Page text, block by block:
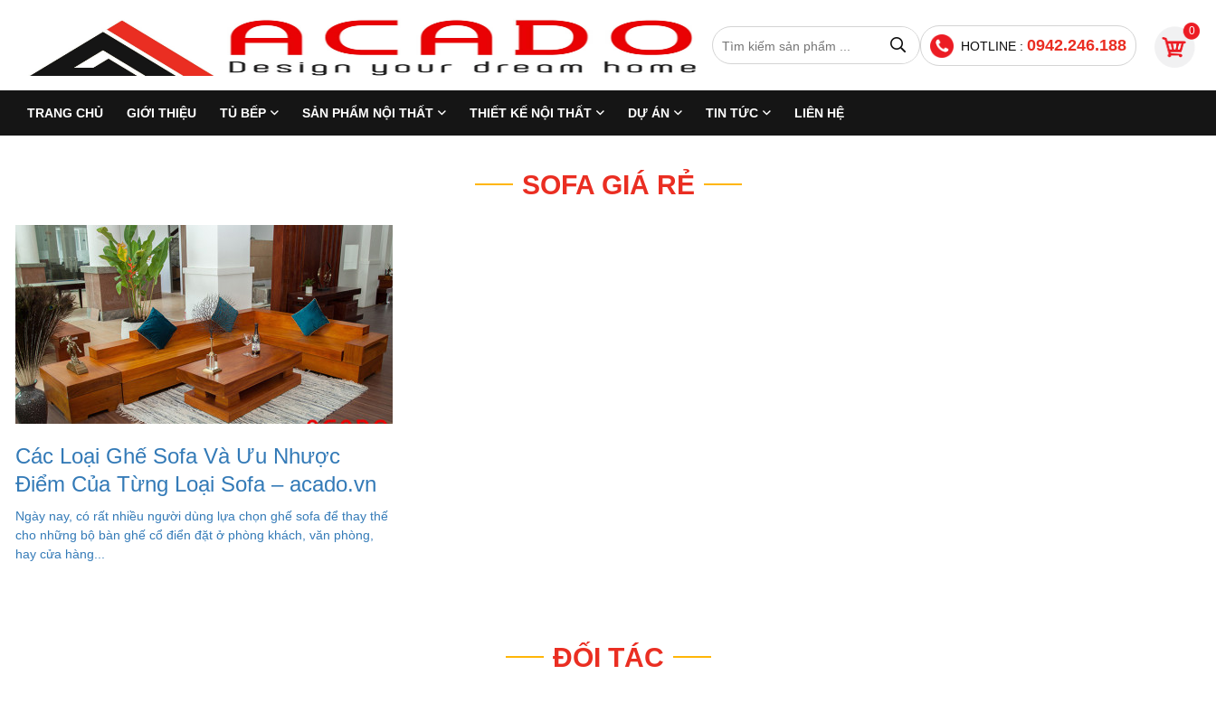
HOTLINE : 0942.246.188
0
TRANG CHỦ GIỚI THIỆU TỦ BẾP SẢN PHẨM NỘI THẤT THIẾT KẾ NỘI THẤT DỰ ÁN TIN TỨC LIÊN HỆ
SOFA GIÁ RẺ
Các Loại Ghế Sofa Và Ưu Nhược
Điểm Của Từng Loại Sofa – acado.vn
Ngày nay, có rất nhiều người dùng lựa chọn ghế sofa để thay thế
cho những bộ bàn ghế cổ điển đặt ở phòng khách, văn phòng,
hay cửa hàng...
ĐỐI TÁC